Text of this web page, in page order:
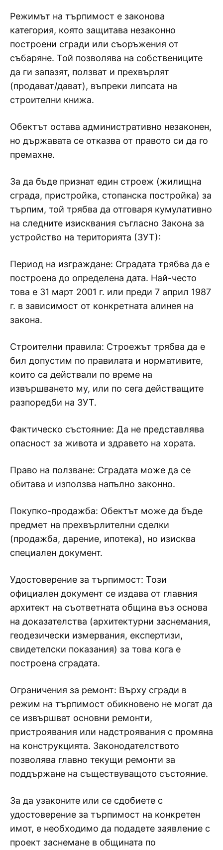
Режимът на търпимост е законова
категория, която защитава незаконно
построени сгради или съоръжения от
събаряне. Той позволява на собствениците
да ги запазят, ползват и прехвърлят
(продават/дават), въпреки липсата на
строителни книжа.
Обектът остава административно незаконен,
но държавата се отказва от правото си да го
премахне.
За да бъде признат един строеж (жилищна
сграда, пристройка, стопанска постройка) за
търпим, той трябва да отговаря кумулативно
на следните изисквания съгласно Закона за
устройство на територията (ЗУТ):
Период на изграждане: Сградата трябва да е
построена до определена дата. Най-често
това е 31 март 2001 г. или преди 7 април 1987
г. в зависимост от конкретната алинея на
закона.
Строителни правила: Строежът трябва да е
бил допустим по правилата и нормативите,
които са действали по време на
извършването му, или по сега действащите
разпоредби на ЗУТ.
Фактическо състояние: Да не представлява
опасност за живота и здравето на хората.
Право на ползване: Сградата може да се
обитава и използва напълно законно.
Покупко-продажба: Обектът може да бъде
предмет на прехвърлителни сделки
(продажба, дарение, ипотека), но изисква
специален документ.
Удостоверение за търпимост: Този
официален документ се издава от главния
архитект на съответната община въз основа
на доказателства (архитектурни заснемания,
геодезически измервания, експертизи,
свидетелски показания) за това кога е
построена сградата.
Ограничения за ремонт: Върху сгради в
режим на търпимост обикновено не могат да
се извършват основни ремонти,
пристроявания или надстроявания с промяна
на конструкцията. Законодателството
позволява главно текущи ремонти за
поддържане на съществуващото състояние.
За да узаконите или се сдобиете с
удостоверение за търпимост на конкретен
имот, е необходимо да подадете заявление с
проект заснемане в общината по